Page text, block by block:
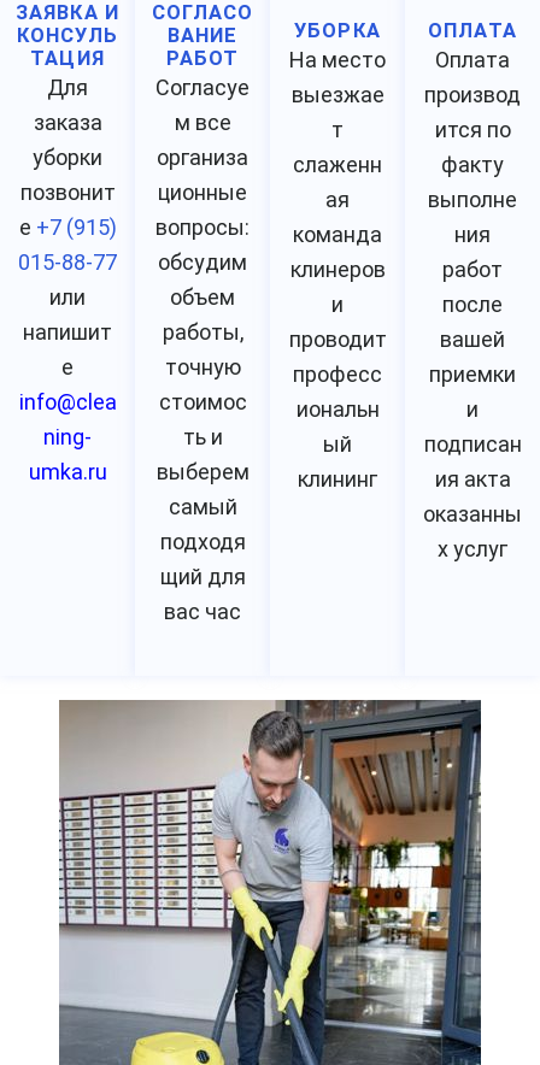
ЗАЯВКА И
КОНСУЛЬ
ТАЦИЯ
Для
заказа
уборки
позвонит
е +7 (915)
015-88-77
или
напишит
е
info@clea
ning-
umka.ru
СОГЛАСО
ВАНИЕ
РАБОТ
Согласуе
м все
организа
ционные
вопросы:
обсудим
объем
работы,
точную
стоимос
ть и
выберем
самый
подходя
щий для
вас час
УБОРКА
На место
выезжае
т
слаженн
ая
команда
клинеров
и
проводит
професс
иональн
ый
клининг
ОПЛАТА
Оплата
производ
ится по
факту
выполне
ния
работ
после
вашей
приемки
и
подписан
ия акта
оказанны
х услуг